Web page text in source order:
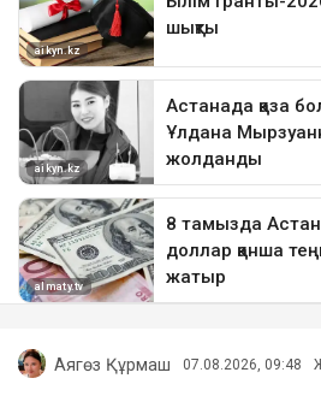
Аягөз Құрмаш 07.08.2026, 09:48